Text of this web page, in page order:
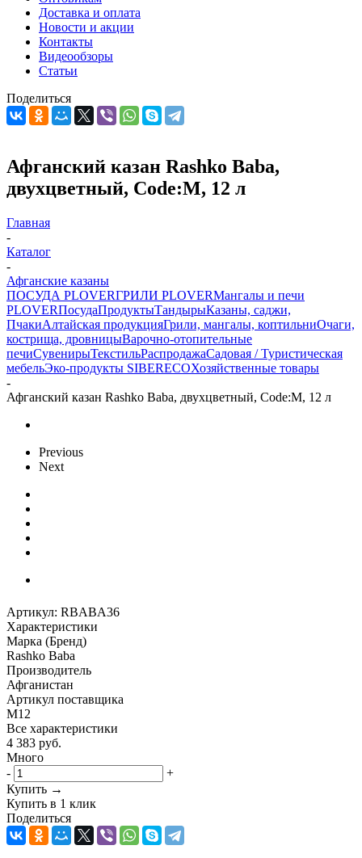
Доставка и оплата
Новости и акции
Контакты
Видеообзоры
Статьи
Поделиться
Афганский казан Rashko Baba,
двухцветный, Code:M, 12 л
Главная
-
Каталог
-
Афганские казаны
ПОСУДА PLOVERГРИЛИ PLOVERМангалы и печи
PLOVERПосудаПродуктыТандырыКазаны, саджи,
ПчакиАлтайская продукцияГрили, мангалы, коптильниОчаги,
кострища, дровницыВарочно-отопительные
печиСувенирыТекстильРаспродажаСадовая / Туристическая
мебельЭко-продукты SIBERECOХозяйственные товары
-
Афганский казан Rashko Baba, двухцветный, Code:M, 12 л
Previous
Next
Артикул: RBABA36
Характеристики
Марка (Бренд)
Rashko Baba
Производитель
Афганистан
Артикул поставщика
M12
Все характеристики
4 383 руб.
Много
-
+
Купить →
Купить в 1 клик
Поделиться